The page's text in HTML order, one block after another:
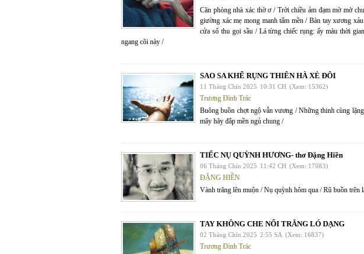
Căn phòng nhà xác thờ ơ / Trời chiều ảm đạm mờ mờ
giường xác mẹ mong manh tấm mền / Bàn tay xương
cửa sổ thu gọi sầu / Lá từng chiếc rụng: ấy màu thời
ngang cõi này /
SAO SA KHẼ RỤNG THIÊN HÀ XẺ ĐÔI
11 Tháng Chín 2025 10:31 CH (Xem: 15362)
Trương Đình Trác
Buông buồn chợt ngộ vẫn vương / Những thinh cùng
mây hãy đắp mền ngủ chung /
TIẾC NỤ QUỲNH HƯƠNG- thơ Đặng Hiền
06 Tháng Chín 2025 11:42 CH (Xem: 17083)
ĐẶNG HIỀN
Vành trăng lên muộn / Nụ quỳnh hôm qua / Rũ buồn trên
TAY KHÔNG CHE NỔI TRĂNG LÓ DẠNG
02 Tháng Chín 2025 2:55 SA (Xem: 16837)
Trương Đình Trác